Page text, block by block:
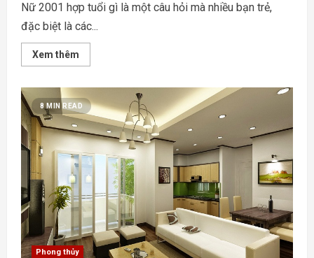
Nữ 2001 hợp tuổi gì là một câu hỏi mà nhiều bạn trẻ,
đặc biệt là các...
Xem thêm
more
hợp
tuổi
gì
–
Khám
phá
mối
liên
hệ
giữa
tuổi
tác
và
tình
duyên
8 MIN READ
Phong thủy